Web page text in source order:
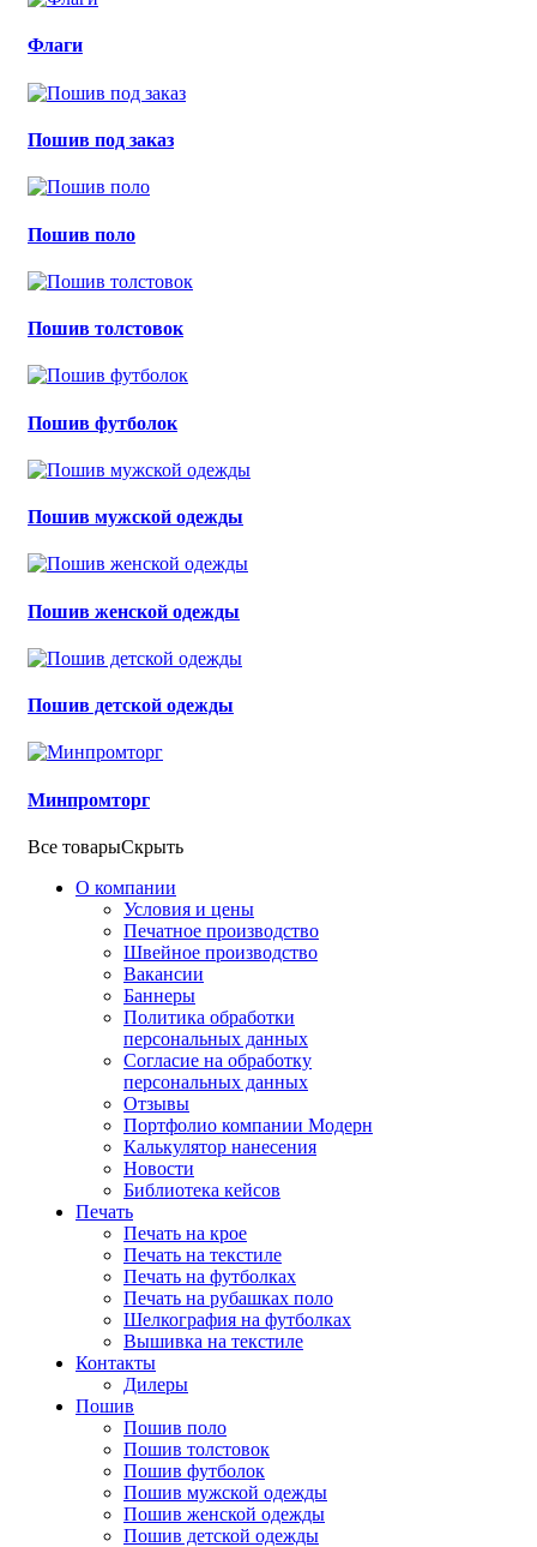
Флаги
Пошив под заказ
Пошив поло
Пошив толстовок
Пошив футболок
Пошив мужской одежды
Пошив женской одежды
Пошив детской одежды
Минпромторг
Все товарыСкрыть
О компании
Условия и цены
Печатное производство
Швейное производство
Вакансии
Баннеры
Политика обработки
персональных данных
Согласие на обработку
персональных данных
Отзывы
Портфолио компании Модерн
Калькулятор нанесения
Новости
Библиотека кейсов
Печать
Печать на крое
Печать на текстиле
Печать на футболках
Печать на рубашках поло
Шелкография на футболках
Вышивка на текстиле
Контакты
Дилеры
Пошив
Пошив поло
Пошив толстовок
Пошив футболок
Пошив мужской одежды
Пошив женской одежды
Пошив детской одежды